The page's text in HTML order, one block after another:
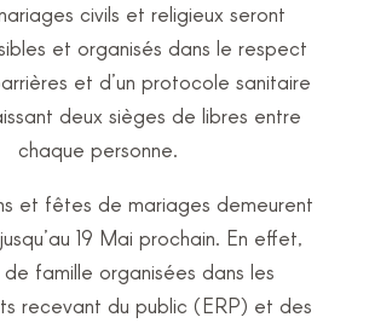
civils et religieux seront
et organisés dans le respect
et d’un protocole sanitaire
deux sièges de libres entre
chaque personne.
et fêtes de mariages demeurent
19 Mai prochain. En effet,
famille organisées dans les
recevant du public (ERP) et des